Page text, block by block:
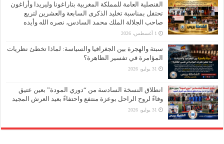
القنصلية العامة للمملكة المغربية بتاراغونا وليريدا وأراغون
تحتفل بمناسبة تخليد الذكرى السابعة والعشرين لتربع
صاحب الجلالة الملك محمد السادس، نصره الله وأيده
1 أغسطس، 2026
سبتة والهجرة بين الجغرافيا والسياسة: لماذا تخطئ نظريات
المؤامرة في تفسير الظاهرة؟
31 يوليو، 2026
انطلاق النسخة السادسة من “دوري المودة” بعين عتيق
وفاءً لروح الراحل بوعزة منتفع واحتفاءً بعيد العرش المجيد
31 يوليو، 2026